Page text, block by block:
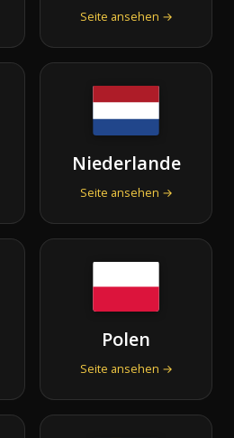
Seite ansehen →
Niederlande
Seite ansehen →
Polen
Seite ansehen →